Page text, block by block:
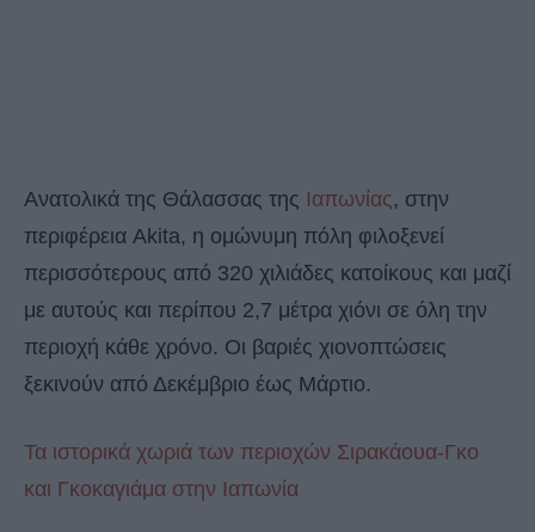
Ανατολικά της Θάλασσας της Ιαπωνίας, στην
περιφέρεια Akita, η ομώνυμη πόλη φιλοξενεί
περισσότερους από 320 χιλιάδες κατοίκους και μαζί
με αυτούς και περίπου 2,7 μέτρα χιόνι σε όλη την
περιοχή κάθε χρόνο. Οι βαριές χιονοπτώσεις
ξεκινούν από Δεκέμβριο έως Μάρτιο.
Τα ιστορικά χωριά των περιοχών Σιρακάουα-Γκο
και Γκοκαγιάμα στην Ιαπωνία